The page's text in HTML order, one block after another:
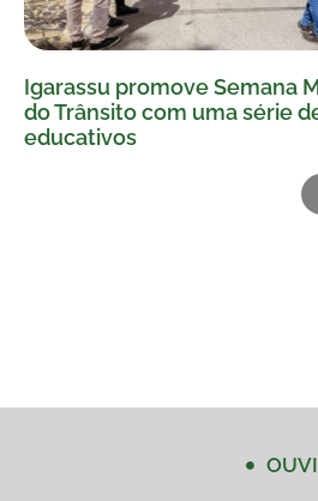
Igarassu promove Semana
do Trânsito com uma série
educativos